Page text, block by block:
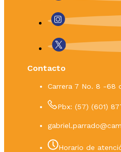
Contacto
Carrera 7 No. 8 -68
Pbx: (57) (601)
Horario de